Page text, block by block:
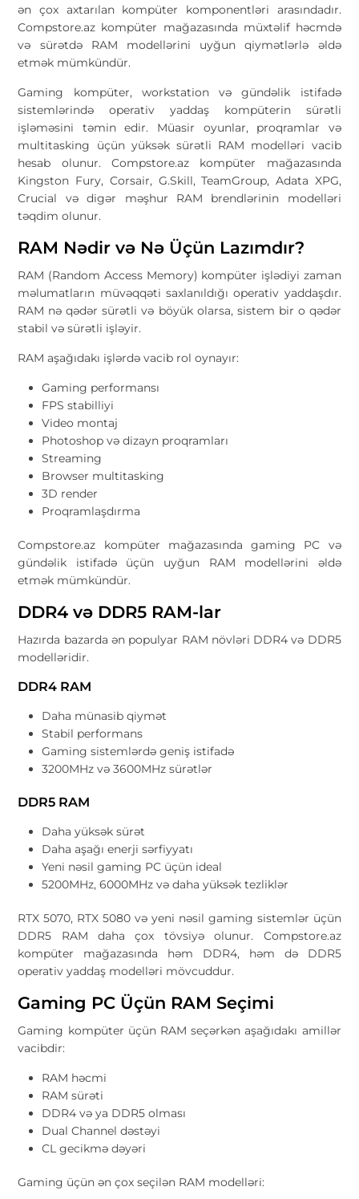
ən çox axtarılan kompüter komponentləri arasındadır.
Compstore.az kompüter mağazasında müxtəlif həcmdə
və sürətdə RAM modellərini uyğun qiymətlərlə əldə
etmək mümkündür.
Gaming kompüter, workstation və gündəlik istifadə
sistemlərində operativ yaddaş kompüterin sürətli
işləməsini təmin edir. Müasir oyunlar, proqramlar və
multitasking üçün yüksək sürətli RAM modelləri vacib
hesab olunur. Compstore.az kompüter mağazasında
Kingston Fury, Corsair, G.Skill, TeamGroup, Adata XPG,
Crucial və digər məşhur RAM brendlərinin modelləri
təqdim olunur.
RAM Nədir və Nə Üçün Lazımdır?
RAM (Random Access Memory) kompüter işlədiyi zaman
məlumatların müvəqqəti saxlanıldığı operativ yaddaşdır.
RAM nə qədər sürətli və böyük olarsa, sistem bir o qədər
stabil və sürətli işləyir.
RAM aşağıdakı işlərdə vacib rol oynayır:
Gaming performansı
FPS stabilliyi
Video montaj
Photoshop və dizayn proqramları
Streaming
Browser multitasking
3D render
Proqramlaşdırma
Compstore.az kompüter mağazasında gaming PC və
gündəlik istifadə üçün uyğun RAM modellərini əldə
etmək mümkündür.
DDR4 və DDR5 RAM-lar
Hazırda bazarda ən populyar RAM növləri DDR4 və DDR5
modelləridir.
DDR4 RAM
Daha münasib qiymət
Stabil performans
Gaming sistemlərdə geniş istifadə
3200MHz və 3600MHz sürətlər
DDR5 RAM
Daha yüksək sürət
Daha aşağı enerji sərfiyyatı
Yeni nəsil gaming PC üçün ideal
5200MHz, 6000MHz və daha yüksək tezliklər
RTX 5070, RTX 5080 və yeni nəsil gaming sistemlər üçün
DDR5 RAM daha çox tövsiyə olunur. Compstore.az
kompüter mağazasında həm DDR4, həm də DDR5
operativ yaddaş modelləri mövcuddur.
Gaming PC Üçün RAM Seçimi
Gaming kompüter üçün RAM seçərkən aşağıdakı amillər
vacibdir:
RAM həcmi
RAM sürəti
DDR4 və ya DDR5 olması
Dual Channel dəstəyi
CL gecikmə dəyəri
Gaming üçün ən çox seçilən RAM modelləri: